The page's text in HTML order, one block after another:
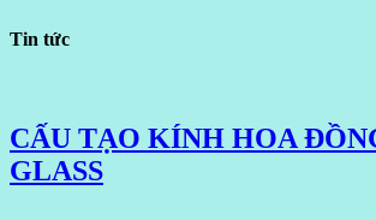
Tin tức
CẤU TẠO KÍNH HOA
GLASS